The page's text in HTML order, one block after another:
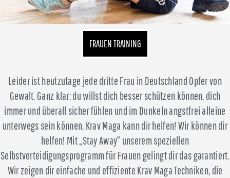
FRAUEN TRAINING
Leider ist heutzutage jede dritte Frau in Deutschland Opfer von
Gewalt. Ganz klar: du willst dich besser schützen können, dich
immer und überall sicher fühlen und im Dunkeln angstfrei alleine
unterwegs sein können. Krav Maga kann dir helfen! Wir können dir
helfen! Mit „Stay Away“ unserem speziellen
Selbstverteidigungsprogramm für Frauen gelingt dir das garantiert.
Wir zeigen dir einfache und effiziente Krav Maga Techniken, die